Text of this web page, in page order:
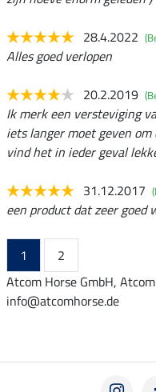
28.4.2022
Alles goed verlopen
20.2.2019
Ik merk een versteviging
iets langer moet geven
vind het in ieder geval
31.12.2017
een product dat zeer goed
1
2
Atcom Horse GmbH,
info@atcomhorse.de